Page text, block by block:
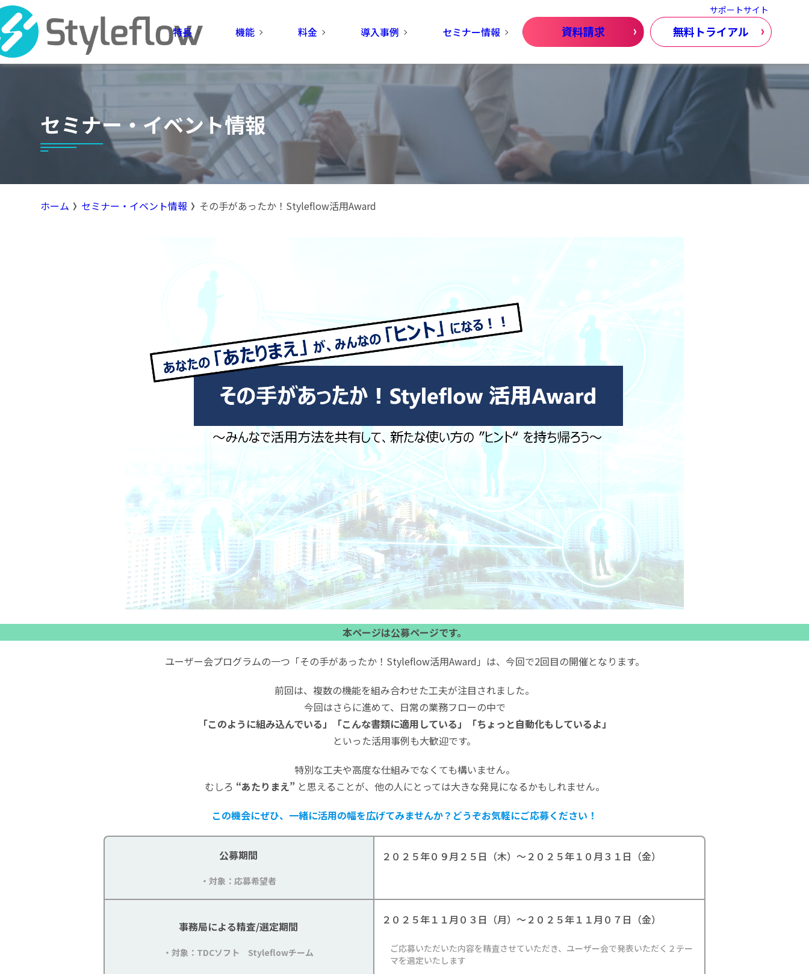
特長 機能 料金 導入事例 セミナー情報 コラム
サポートサイト
資料請求 無料トライアル
セミナー・イベント情報
ホーム セミナー・イベント情報 その手があったか！Styleflow活用Award
本ページは公募ページです。
ユーザー会プログラムの一つ「その手があったか！Styleflow活用Award」は、今回で2回目の開催となります。
前回は、複数の機能を組み合わせた工夫が注目されました。
今回はさらに進めて、日常の業務フローの中で
「このように組み込んでいる」「こんな書類に適用している」「ちょっと自動化もしているよ」
といった活用事例も大歓迎です。
特別な工夫や高度な仕組みでなくても構いません。
むしろ “あたりまえ” と思えることが、他の人にとっては大きな発見になるかもしれません。
この機会にぜひ、一緒に活用の幅を広げてみませんか？どうぞお気軽にご応募ください！
公募期間
・対象：応募希望者
２０２５年０９月２５日（木）～２０２５年１０月３１日（金）
事務局による精査/選定期間
・対象：TDCソフト Styleflowチーム
２０２５年１１月０３日（月）～２０２５年１１月０７日（金）
ご応募いただいた内容を精査させていただき、ユーザー会で発表いただく２テー
マを選定いたします